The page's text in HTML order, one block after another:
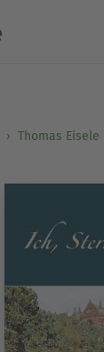
Thomas Eisele